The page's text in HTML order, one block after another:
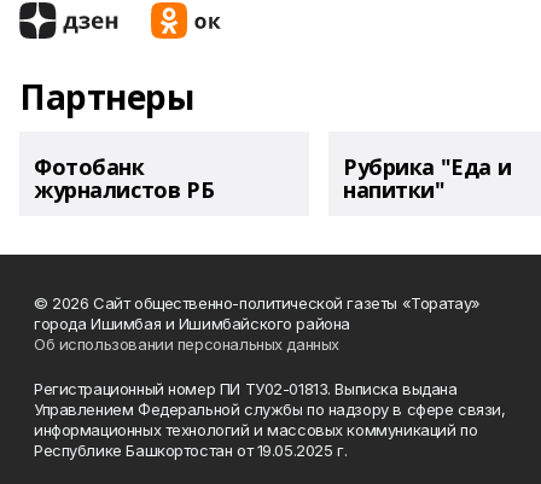
Партнеры
Фотобанк
журналистов РБ
Рубрика "Еда и
напитки"
© 2026 Сайт общественно-политической газеты «Торатау»
города Ишимбая и Ишимбайского района
Об использовании персональных данных
Регистрационный номер ПИ ТУ02-01813. Выписка выдана
Управлением Федеральной службы по надзору в сфере связи,
информационных технологий и массовых коммуникаций по
Республике Башкортостан от 19.05.2025 г.